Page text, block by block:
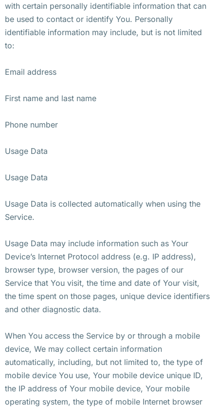
with certain personally identifiable information that can
be used to contact or identify You. Personally
identifiable information may include, but is not limited
to:
Email address
First name and last name
Phone number
Usage Data
Usage Data
Usage Data is collected automatically when using the
Service.
Usage Data may include information such as Your
Device’s Internet Protocol address (e.g. IP address),
browser type, browser version, the pages of our
Service that You visit, the time and date of Your visit,
the time spent on those pages, unique device identifiers
and other diagnostic data.
When You access the Service by or through a mobile
device, We may collect certain information
automatically, including, but not limited to, the type of
mobile device You use, Your mobile device unique ID,
the IP address of Your mobile device, Your mobile
operating system, the type of mobile Internet browser